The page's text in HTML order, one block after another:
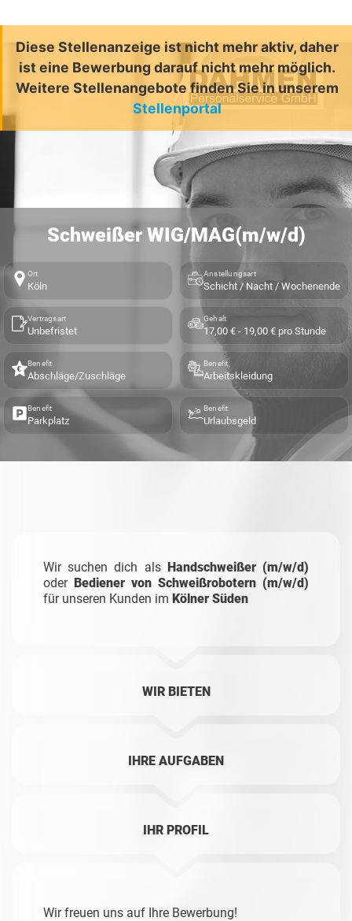
Diese Stellenanzeige ist nicht mehr aktiv, daher
ist eine Bewerbung darauf nicht mehr möglich.
Weitere Stellenangebote finden Sie in unserem
Stellenportal
Schweißer WIG/MAG(m/w/d)
Ort
Köln
Anstellungsart
Schicht / Nacht / Wochenende
Vertragsart
Unbefristet
Gehalt
17,00 € - 19,00 € pro Stunde
Benefit
Abschläge/Zuschläge
Benefit
Arbeitskleidung
Benefit
Parkplatz
Benefit
Urlaubsgeld
Wir suchen dich als Handschweißer (m/w/d)
oder Bediener von Schweißrobotern (m/w/d)
für unseren Kunden im Kölner Süden
WIR BIETEN
IHRE AUFGABEN
IHR PROFIL
Wir freuen uns auf Ihre Bewerbung!